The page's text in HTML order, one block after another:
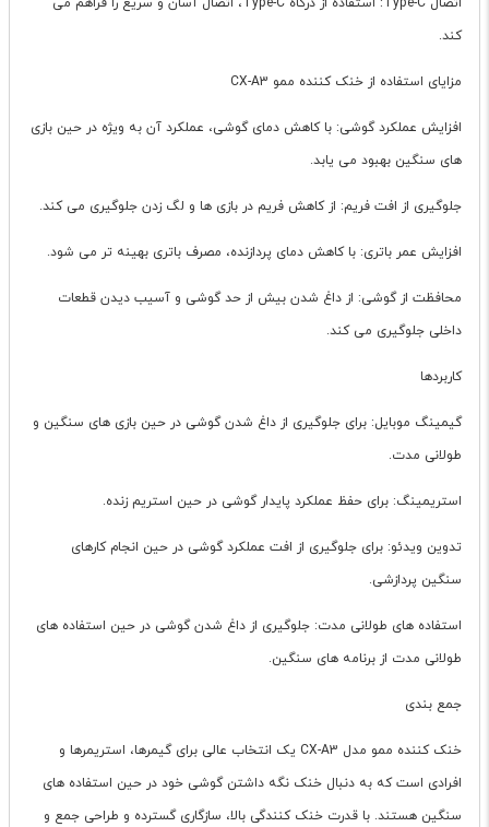
کند.
مزایای استفاده از خنک کننده ممو CX-A3
افزایش عملکرد گوشی: با کاهش دمای گوشی، عملکرد آن به ویژه در حین بازی
های سنگین بهبود می یابد.
جلوگیری از افت فریم: از کاهش فریم در بازی ها و لگ زدن جلوگیری می کند.
افزایش عمر باتری: با کاهش دمای پردازنده، مصرف باتری بهینه تر می شود.
محافظت از گوشی: از داغ شدن بیش از حد گوشی و آسیب دیدن قطعات
داخلی جلوگیری می کند.
کاربردها
گیمینگ موبایل: برای جلوگیری از داغ شدن گوشی در حین بازی های سنگین و
طولانی مدت.
استریمینگ: برای حفظ عملکرد پایدار گوشی در حین استریم زنده.
تدوین ویدئو: برای جلوگیری از افت عملکرد گوشی در حین انجام کارهای
سنگین پردازشی.
استفاده های طولانی مدت: جلوگیری از داغ شدن گوشی در حین استفاده های
طولانی مدت از برنامه های سنگین.
جمع بندی
خنک کننده ممو مدل CX-A3 یک انتخاب عالی برای گیمرها، استریمرها و
افرادی است که به دنبال خنک نگه داشتن گوشی خود در حین استفاده های
سنگین هستند. با قدرت خنک کنندگی بالا، سازگاری گسترده و طراحی جمع و